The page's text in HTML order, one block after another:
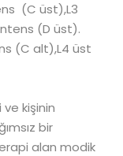
(C üst),L3
(D üst).
(C alt),L4 üst
kişinin
bir
alan modik